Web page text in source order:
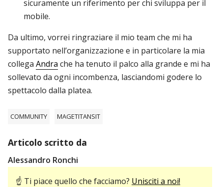
sicuramente un riferimento per chi sviluppa per il
mobile.
Da ultimo, vorrei ringraziare il mio team che mi ha
supportato nell’organizzazione e in particolare la mia
collega Andra che ha tenuto il palco alla grande e mi ha
sollevato da ogni incombenza, lasciandomi godere lo
spettacolo dalla platea.
COMMUNITY MAGETITANSIT
Articolo scritto da
Alessandro Ronchi
☝ Ti piace quello che facciamo? Unisciti a noi!